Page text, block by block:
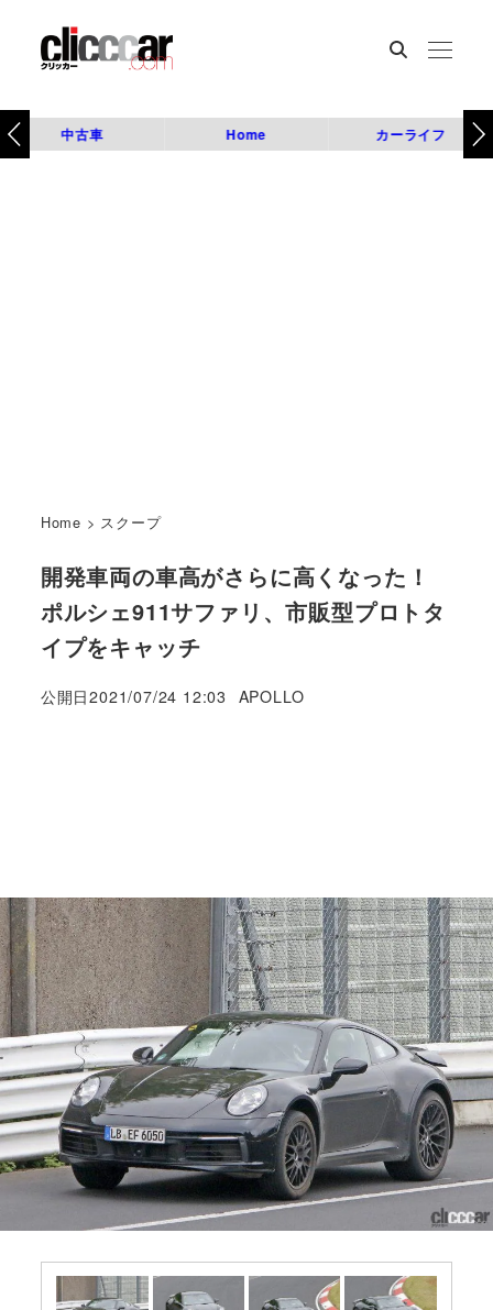
中古車 Home カーライフ
Home > スクープ
開発車両の車高がさらに高くなった！
ポルシェ911サファリ、市販型プロトタ
イプをキャッチ
公開日2021/07/24 12:03
著
APOLLO